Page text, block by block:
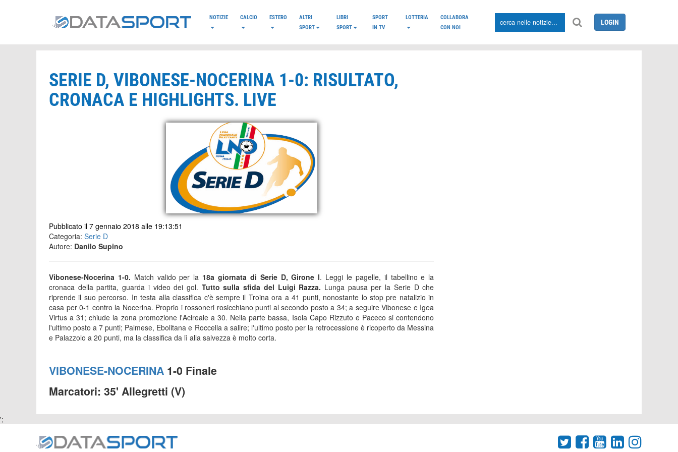
NOTIZIE CALCIO ESTERO
ALTRI
SPORT
LIBRI
SPORT
SPORT
IN TV
LOTTERIA
COLLABORA
CON NOI
LOGIN
SERIE D, VIBONESE-NOCERINA 1-0: RISULTATO,
CRONACA E HIGHLIGHTS. LIVE
Pubblicato il 7 gennaio 2018 alle 19:13:51
Categoria: Serie D
Autore: Danilo Supino
Vibonese-Nocerina 1-0. Match valido per la 18a giornata di Serie D, Girone I. Leggi le pagelle, il tabellino e la
cronaca della partita, guarda i video dei gol. Tutto sulla sfida del Luigi Razza. Lunga pausa per la Serie D che
riprende il suo percorso. In testa alla classifica c'è sempre il Troina ora a 41 punti, nonostante lo stop pre natalizio in
casa per 0-1 contro la Nocerina. Proprio i rossoneri rosicchiano punti al secondo posto a 34; a seguire Vibonese e Igea
Virtus a 31; chiude la zona promozione l'Acireale a 30. Nella parte bassa, Isola Capo Rizzuto e Paceco si contendono
l'ultimo posto a 7 punti; Palmese, Ebolitana e Roccella a salire; l'ultimo posto per la retrocessione è ricoperto da Messina
e Palazzolo a 20 punti, ma la classifica da lì alla salvezza è molto corta.
VIBONESE-NOCERINA 1-0 Finale
Marcatori: 35' Allegretti (V)
';